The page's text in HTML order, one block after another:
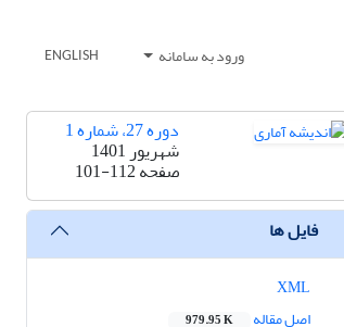
ورود به سامانه ENGLISH
دوره 27، شماره 1
شهریور 1401
صفحه101-112
فایل ها
اصل مقاله
979.95 K